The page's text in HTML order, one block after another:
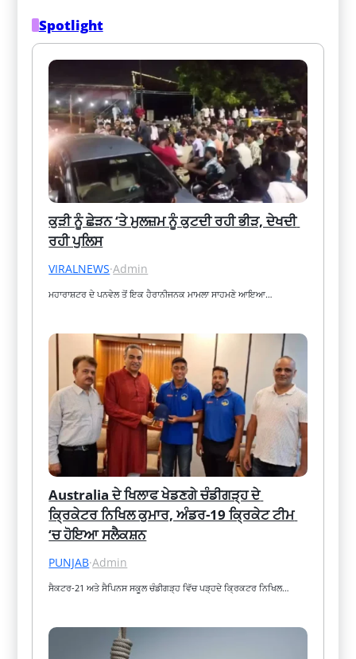
Spotlight
ਕੁੜੀ ਨੂੰ ਛੇੜਨ ‘ਤੇ ਮੁਲਜ਼ਮ ਨੂੰ ਕੁਟਦੀ ਰਹੀ ਭੀੜ, ਦੇਖਦੀ
ਰਹੀ ਪੁਲਿਸ
VIRALNEWS·Admin
ਮਹਾਰਾਸ਼ਟਰ ਦੇ ਪਨਵੇਲ ਤੋਂ ਇਕ ਹੈਰਾਨੀਜਨਕ ਮਾਮਲਾ ਸਾਹਮਣੇ ਆਇਆ…
Australia ਦੇ ਖਿਲਾਫ ਖੇਡਣਗੇ ਚੰਡੀਗੜ੍ਹ ਦੇ
ਕ੍ਰਿਕੇਟਰ ਨਿਖਿਲ ਕੁਮਾਰ, ਅੰਡਰ-19 ਕ੍ਰਿਕੇਟ ਟੀਮ
‘ਚ ਹੋਇਆ ਸਲੈਕਸ਼ਨ
PUNJAB·Admin
ਸੈਕਟਰ-21 ਅਤੇ ਸੈਪਿਨਸ ਸਕੂਲ ਚੰਡੀਗੜ੍ਹ ਵਿੱਚ ਪੜ੍ਹਦੇ ਕ੍ਰਿਕਟਰ ਨਿਖਿਲ…